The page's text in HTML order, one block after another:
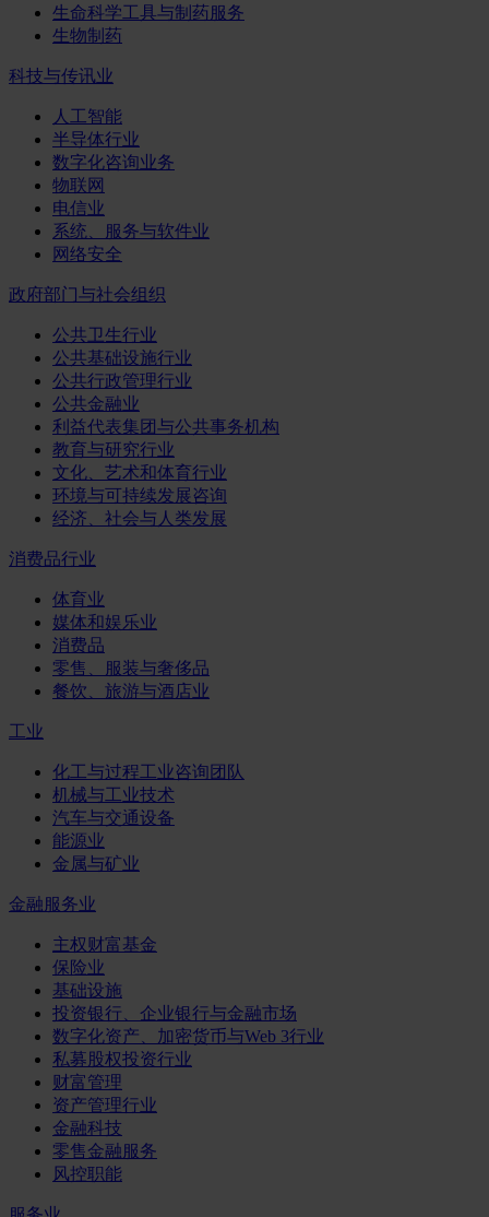
生命科学工具与制药服务
生物制药
科技与传讯业
人工智能
半导体行业
数字化咨询业务
物联网
电信业
系统、服务与软件业
网络安全
政府部门与社会组织
公共卫生行业
公共基础设施行业
公共行政管理行业
公共金融业
利益代表集团与公共事务机构
教育与研究行业
文化、艺术和体育行业
环境与可持续发展咨询
经济、社会与人类发展
消费品行业
体育业
媒体和娱乐业
消费品
零售、服装与奢侈品
餐饮、旅游与酒店业
工业
化工与过程工业咨询团队
机械与工业技术
汽车与交通设备
能源业
金属与矿业
金融服务业
主权财富基金
保险业
基础设施
投资银行、企业银行与金融市场
数字化资产、加密货币与Web 3行业
私募股权投资行业
财富管理
资产管理行业
金融科技
零售金融服务
风控职能